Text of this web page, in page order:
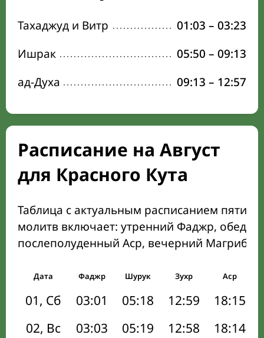
Тахаджуд и Витр 01:03 – 03:23
Ишрак
05:50 – 09:13
ад-Духа
09:13 – 12:57
Расписание на Август
для Красного Кута
Таблица с актуальным расписанием пяти
молитв включает: утренний Фаджр,
послеполуденный Аср, вечерний Магриб
Дата Фаджр Шурук Зухр Аср
01, Сб 03:01 05:18 12:59 18:15
02, Вс
03:03 05:19 12:58 18:14